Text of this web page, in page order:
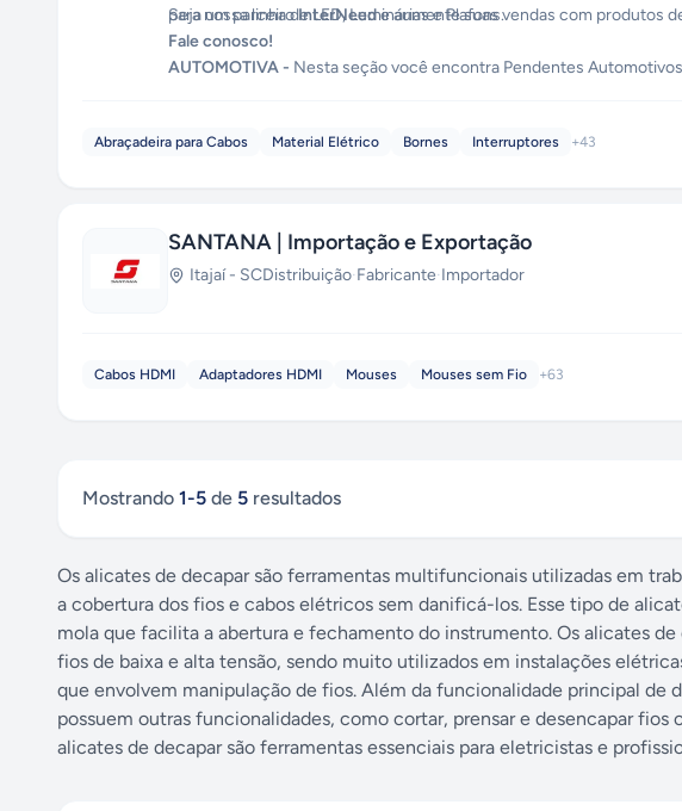
para nossa linha deLED,LumináriasePlafons.
AUTOMOTIVA - Nesta seção você encontra Pendentes Automotivos
TV e SOM -Tudo emAntenas,ConectoreseCabos
altamente competitivos.
FERRAMENTAS- Desde ferramentas para uso residencial até as
Seja um parceiroInterNeede aumente suas vendas com produtos
Fale conosco!
Abraçadeira para Cabos Material Elétrico Bornes Interruptores +43
SANTANA | Importação e Exportação
Itajaí- SCDistribuição·Fabricante·Importador
Cabos HDMI Adaptadores HDMI Mouses Mouses sem Fio +63
Mostrando 1-5 de 5 resultados
Os alicates de decapar são ferramentas multifuncionais utilizadas em
a cobertura dos fios e cabos elétricos sem danificá-los. Esse tipo de
mola que facilita a abertura e fechamento do instrumento. Os alicates
fios de baixa e alta tensão, sendo muito utilizados em instalações
que envolvem manipulação de fios. Além da funcionalidade principal de
possuem outras funcionalidades, como cortar, prensar e desencapar
alicates de decapar são ferramentas essenciais para eletricistas e